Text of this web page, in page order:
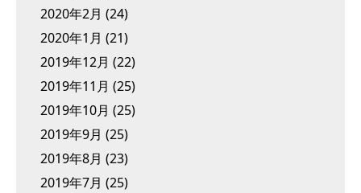
2020年2月 (24)
2020年1月 (21)
2019年12月 (22)
2019年11月 (25)
2019年10月 (25)
2019年9月 (25)
2019年8月 (23)
2019年7月 (25)